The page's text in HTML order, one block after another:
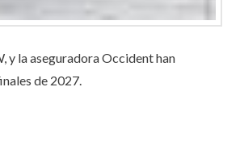
la aseguradora Occident han
de 2027.